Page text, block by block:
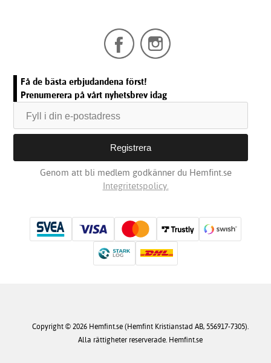
Få de bästa erbjudandena först!
Prenumerera på vårt nyhetsbrev idag
Genom att bli medlem godkänner du Hemfint.se
Integritetspolicy.
Copyright © 2026 Hemfint.se (Hemfint Kristianstad AB, 556917-7305).
Alla rättigheter reserverade. Hemfint.se